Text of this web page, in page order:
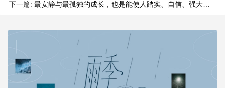
下一篇: 最安静与最孤独的成长，也是能使人踏实、自信、强大、善良的。